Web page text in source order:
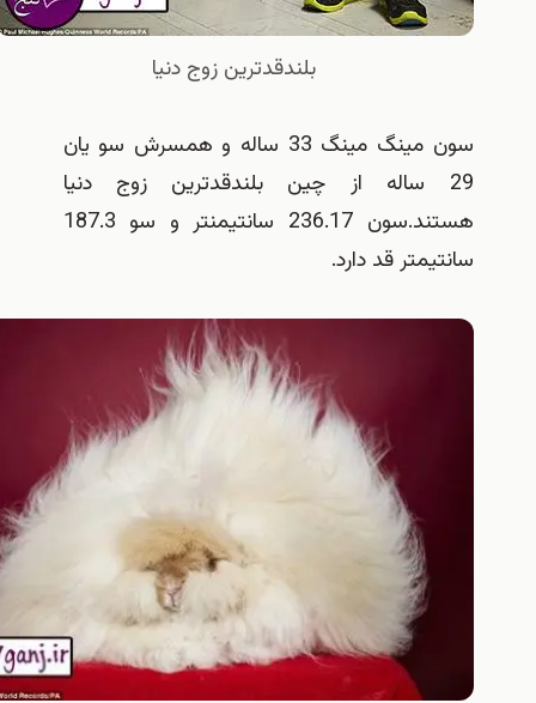
بلندقدترین زوج دنیا
سون مینگ مینگ 33 ساله و همسرش سو یان
ساله از چین بلندقدترین زوج دنیا
هستند.سون 236.17 سانتیمنتر و سو 187.3
قد دارد.